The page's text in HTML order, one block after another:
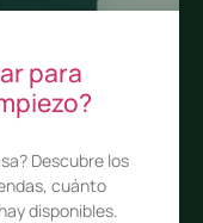
para
Descubre los
cuánto
disponibles.